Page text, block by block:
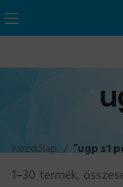
Kezdőlap “ugp s1
1–30 termék,